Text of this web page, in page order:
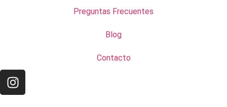
Preguntas Frecuentes
Blog
Contacto